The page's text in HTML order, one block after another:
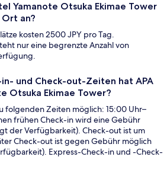
Yamanote Otsuka Ekimae Tower
an?
kosten 2500 JPY pro Tag.
nur eine begrenzte Anzahl von
und Check-out-Zeiten hat APA
Otsuka Ekimae Tower?
folgenden Zeiten möglich: 15:00 Uhr–
frühen Check-in wird eine Gebühr
der Verfügbarkeit). Check-out ist um
Check-out ist gegen Gebühr möglich
Express-Check-in und -Check-